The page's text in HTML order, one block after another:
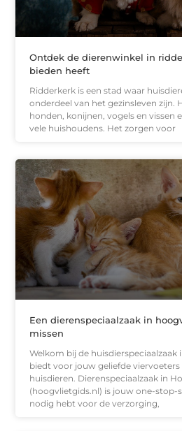
Ontdek de dierenwinkel in
bieden heeft
Ridderkerk is een stad waar
onderdeel van het gezinsleven zijn.
honden, konijnen, vogels en vissen
vele huishoudens. Het zorgen voor
Een dierenspeciaalzaak in
missen
Welkom bij de huisdierspeciaalzaak
biedt voor jouw geliefde viervoeters
huisdieren. Dierenspeciaalzaak in
(hoogvlietgids.nl) is jouw one-stop-
nodig hebt voor de verzorging,